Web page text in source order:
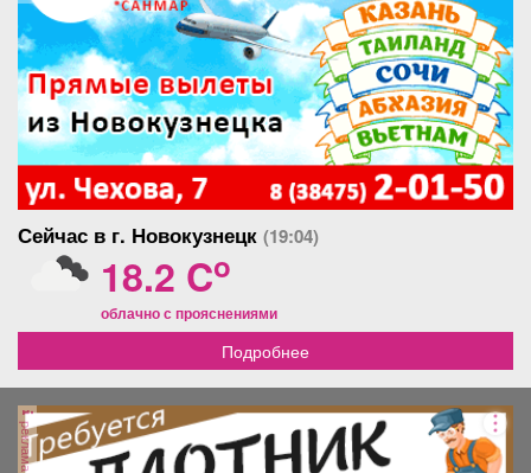
Сейчас в г. Новокузнецк (19:04)
18.2 Co
облачно с прояснениями
Подробнее
реклама